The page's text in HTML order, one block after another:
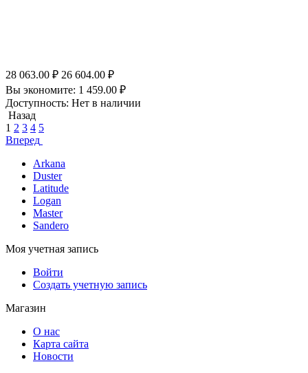
28 063.00 ₽ 26 604.00 ₽
Вы экономите: 1 459.00 ₽
Доступность: Нет в наличии
Назад
1 2 3 4 5
Вперед
Arkana
Duster
Latitude
Logan
Master
Sandero
Моя учетная запись
Войти
Создать учетную запись
Магазин
О нас
Карта сайта
Новости